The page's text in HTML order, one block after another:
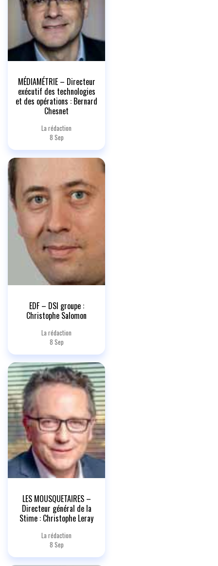
MÉDIAMÉTRIE – Directeur
exécutif des technologies
et des opérations : Bernard
Chesnet
La rédaction
8 Sep
EDF – DSI groupe :
Christophe Salomon
La rédaction
8 Sep
LES MOUSQUETAIRES –
Directeur général de la
Stime : Christophe Leray
La rédaction
8 Sep